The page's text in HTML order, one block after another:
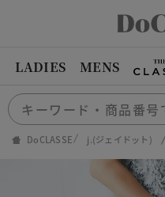
LADIES MENS
DoCLASSE j.(ジェイドット)